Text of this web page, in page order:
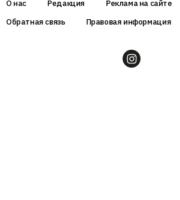
О нас Редакция
Реклама на сайте
Обратная связь
Правовая информация